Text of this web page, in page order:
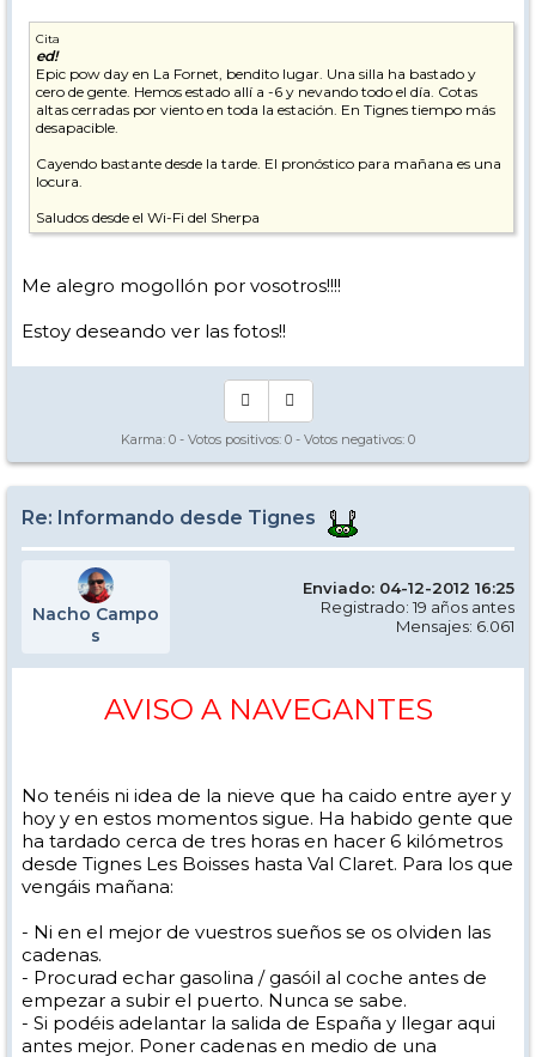
Cita
ed!
Epic pow day en La Fornet, bendito lugar. Una silla ha bastado y
cero de gente. Hemos estado allí a -6 y nevando todo el día. Cotas
altas cerradas por viento en toda la estación. En Tignes tiempo más
desapacible.
Cayendo bastante desde la tarde. El pronóstico para mañana es una
locura.
Saludos desde el Wi-Fi del Sherpa
Me alegro mogollón por vosotros!!!!
Estoy deseando ver las fotos!!
Karma: 0 - Votos positivos: 0 - Votos negativos: 0
Re: Informando desde Tignes
Nacho Campo
s
Enviado: 04-12-2012 16:25
Registrado: 19 años antes
Mensajes: 6.061
AVISO A NAVEGANTES
No tenéis ni idea de la nieve que ha caido entre ayer y
hoy y en estos momentos sigue. Ha habido gente que
ha tardado cerca de tres horas en hacer 6 kilómetros
desde Tignes Les Boisses hasta Val Claret. Para los que
vengáis mañana:
- Ni en el mejor de vuestros sueños se os olviden las
cadenas.
- Procurad echar gasolina / gasóil al coche antes de
empezar a subir el puerto. Nunca se sabe.
- Si podéis adelantar la salida de España y llegar aqui
antes mejor. Poner cadenas en medio de una